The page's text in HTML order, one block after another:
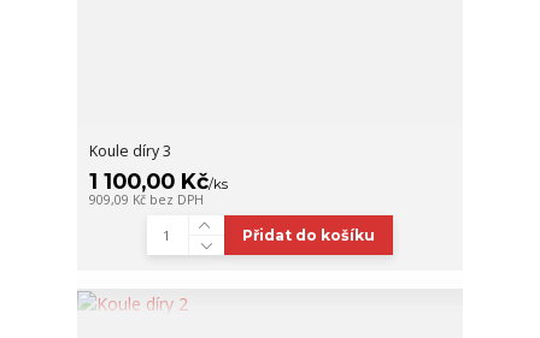
Koule díry 3
1 100,00 Kč/ks
909,09 Kč bez DPH
Přidat do košíku